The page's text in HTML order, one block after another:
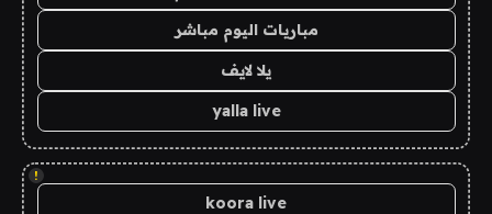
مباريات اليوم مباشر
يلا لايف
yalla live
!
koora live